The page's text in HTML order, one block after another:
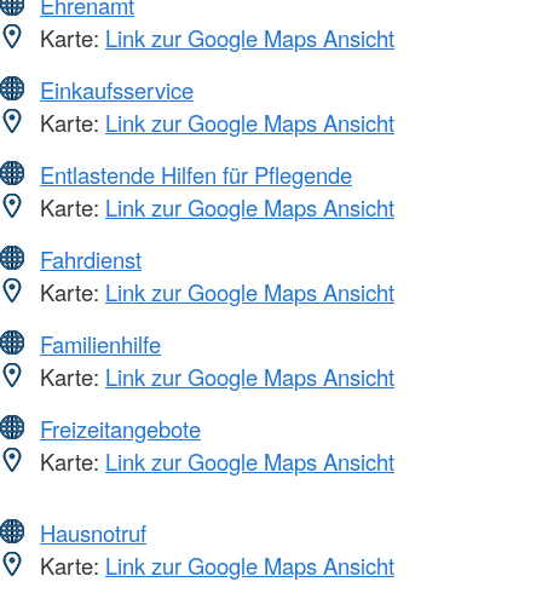
Karte: Link zur Google Maps Ansicht
Einkaufsservice
Karte: Link zur Google Maps Ansicht
Entlastende Hilfen für Pflegende
Karte: Link zur Google Maps Ansicht
Fahrdienst
Karte: Link zur Google Maps Ansicht
Familienhilfe
Karte: Link zur Google Maps Ansicht
Freizeitangebote
Karte: Link zur Google Maps Ansicht
Hausnotruf
Karte: Link zur Google Maps Ansicht